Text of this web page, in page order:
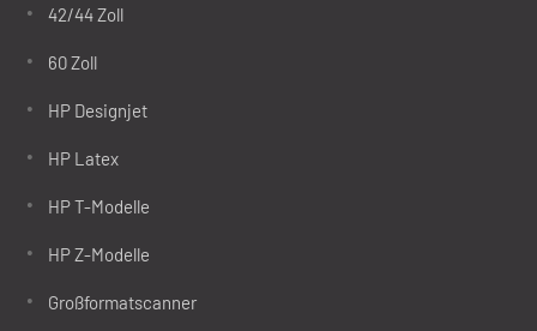
42/44 Zoll
60 Zoll
HP Designjet
HP Latex
HP T-Modelle
HP Z-Modelle
Großformatscanner